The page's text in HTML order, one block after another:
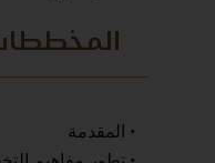
• المقدمة